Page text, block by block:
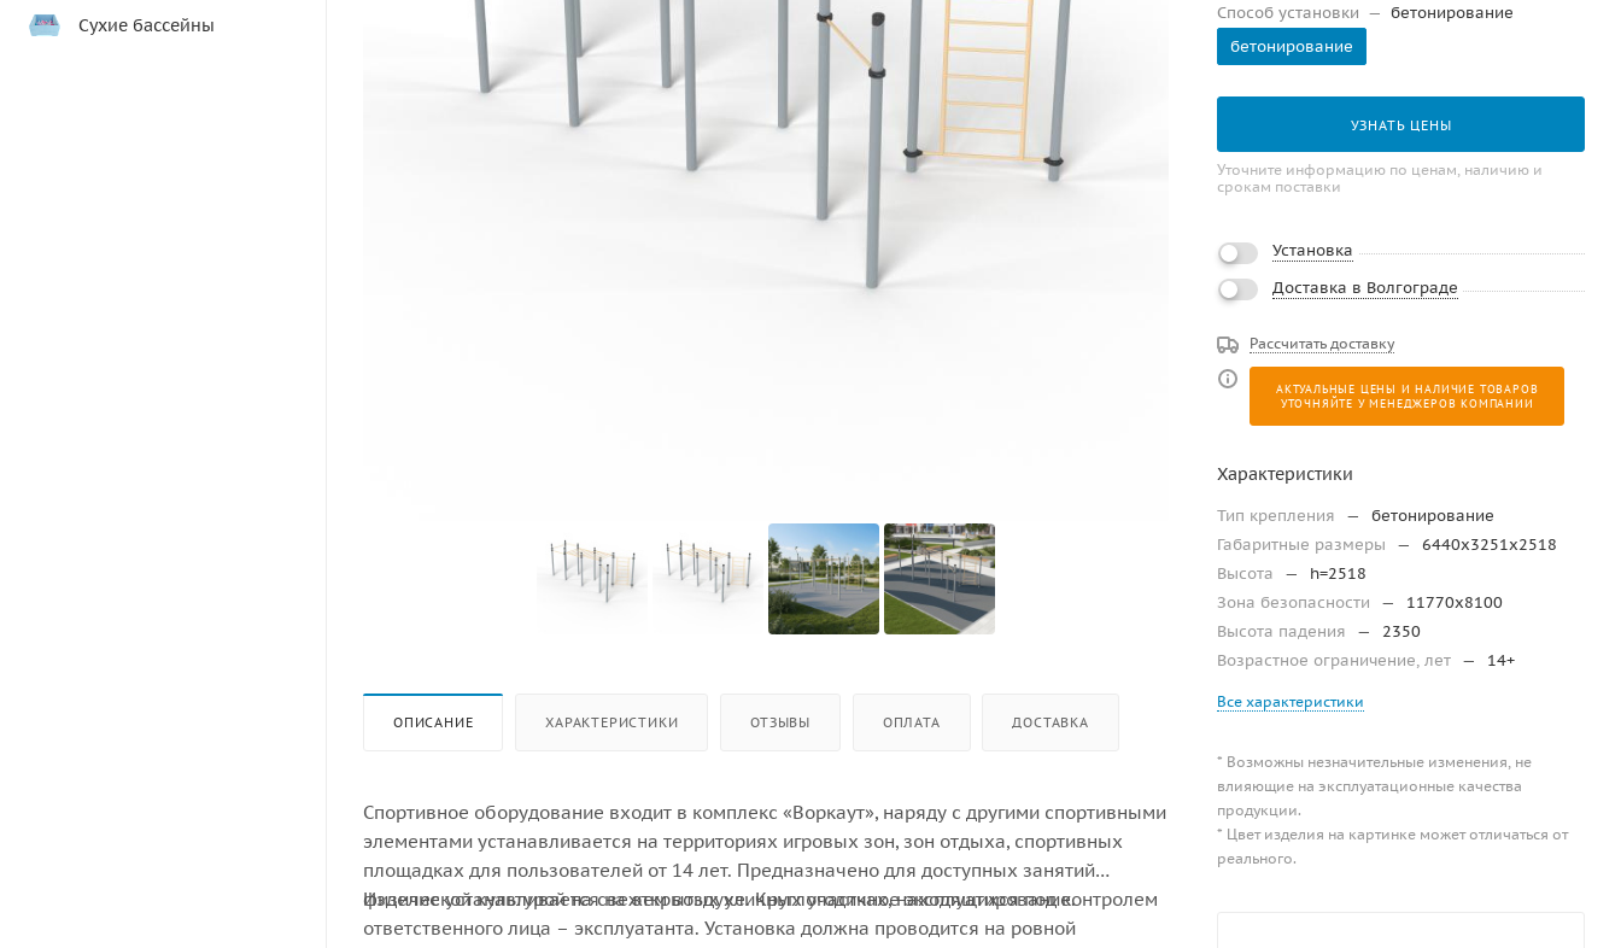
Сухие бассейны
ОПИСАНИЕ ХАРАКТЕРИСТИКИ ОТЗЫВЫ ОПЛАТА ДОСТАВКА
Спортивное оборудование входит в комплекс «Воркаут», наряду с другими спортивными
элементами устанавливается на территориях игровых зон, зон отдыха, спортивных
площадках для пользователей от 14 лет. Предназначено для доступных занятий
физической культурой на свежем воздухе. Круглогодичное эксплуатирование.
Изделие устанавливается на открытых уличных участках, находящихся под контролем
ответственного лица – эксплуатанта. Установка должна проводится на ровной
Способ установки — бетонирование
бетонирование
УЗНАТЬ ЦЕНЫ
Уточните информацию по ценам, наличию и
срокам поставки
Установка
Доставка в Волгограде
Рассчитать доставку
АКТУАЛЬНЫЕ ЦЕНЫ И НАЛИЧИЕ ТОВАРОВ
УТОЧНЯЙТЕ У МЕНЕДЖЕРОВ КОМПАНИИ
Характеристики
Тип крепления —
бетонирование
Габаритные размеры
—
6440х3251х2518
Высота
—
h=2518
Зона безопасности
—
11770х8100
Высота падения
—
2350
Возрастное ограничение, лет — 14+
Все характеристики
* Возможны незначительные изменения, не
влияющие на эксплуатационные качества
продукции.
* Цвет изделия на картинке может отличаться от
реального.